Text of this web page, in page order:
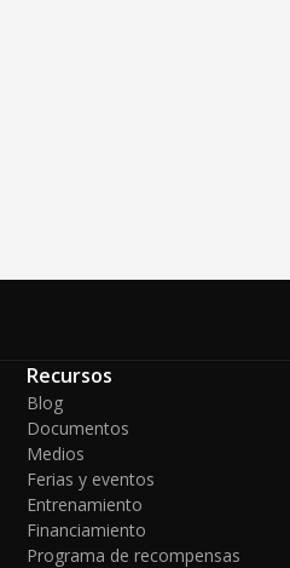
Recursos
Blog
Documentos
Medios
Ferias y eventos
Entrenamiento
Financiamiento
Programa de recompensas